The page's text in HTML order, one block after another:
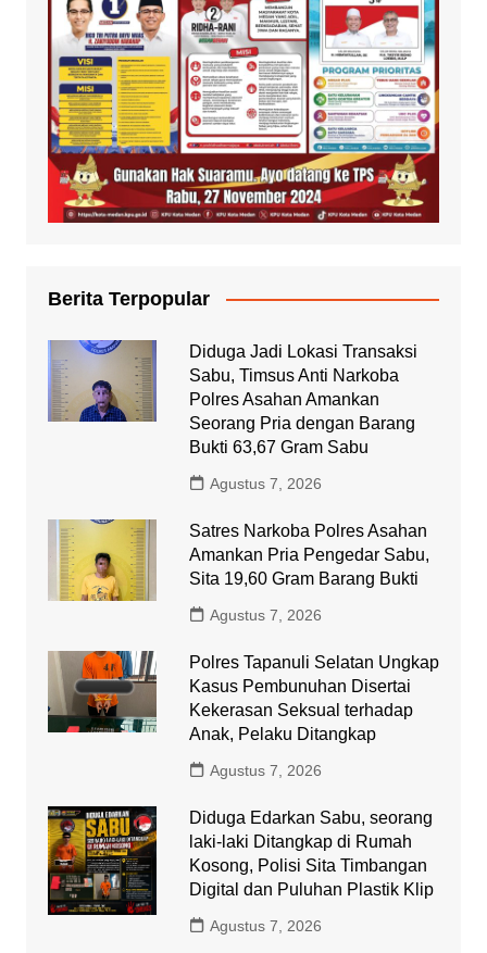
Berita Terpopular
Diduga Jadi Lokasi Transaksi
Sabu, Timsus Anti Narkoba
Polres Asahan Amankan
Seorang Pria dengan Barang
Bukti 63,67 Gram Sabu
Agustus 7, 2026
Satres Narkoba Polres Asahan
Amankan Pria Pengedar Sabu,
Sita 19,60 Gram Barang Bukti
Agustus 7, 2026
Polres Tapanuli Selatan Ungkap
Kasus Pembunuhan Disertai
Kekerasan Seksual terhadap
Anak, Pelaku Ditangkap
Agustus 7, 2026
Diduga Edarkan Sabu, seorang
laki-laki Ditangkap di Rumah
Kosong, Polisi Sita Timbangan
Digital dan Puluhan Plastik Klip
Agustus 7, 2026